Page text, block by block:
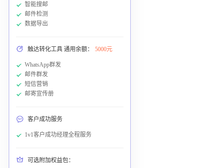
智能搜邮
邮件检测
数据导出
触达转化工具 通用余额： 5000元
WhatsApp群发
邮件群发
短信营销
邮寄宣传册
客户成功服务
1v1客户成功经理全程服务
可选附加权益包：